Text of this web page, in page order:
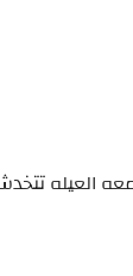
العيله